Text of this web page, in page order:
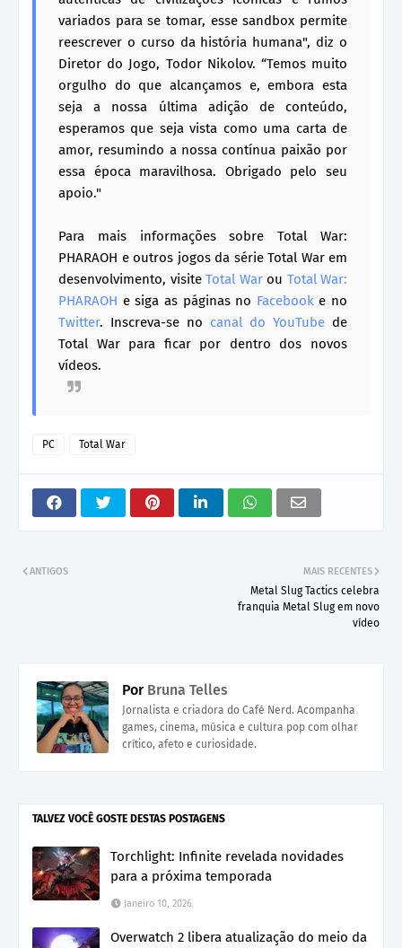
variados para se tomar, esse sandbox permite
reescrever o curso da história humana", diz o
Diretor do Jogo, Todor Nikolov. “Temos muito
orgulho do que alcançamos e, embora esta
seja a nossa última adição de conteúdo,
esperamos que seja vista como uma carta de
amor, resumindo a nossa contínua paixão por
essa época maravilhosa. Obrigado pelo seu
apoio."
Para mais informações sobre Total War:
PHARAOH e outros jogos da série Total War em
desenvolvimento, visite Total Warou Total War:
PHARAOH e siga as páginas no Facebooke no
Twitter. Inscreva-se no canal do YouTube de
Total War para ficar por dentro dos novos
vídeos.
PC Total War
MAIS RECENTES
Metal Slug Tactics celebra
franquia Metal Slug em novo
vídeo
ANTIGOS
PorBruna Telles
Jornalista e criadora do Café Nerd. Acompanha
games, cinema, música e cultura pop com olhar
crítico, afeto e curiosidade.
TALVEZ VOCÊ GOSTE DESTAS POSTAGENS
Torchlight: Infinite revelada novidades
para a próxima temporada
Janeiro 10, 2026
Overwatch 2 libera atualização do meio da